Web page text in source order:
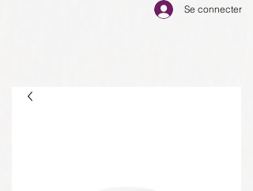
Se connecter